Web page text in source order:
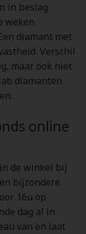
in beslag
weken
diamant met
Verschil
maar ook niet
diamanten
online
de winkel bij
bijzondere
16u op
dag al in
van en laat